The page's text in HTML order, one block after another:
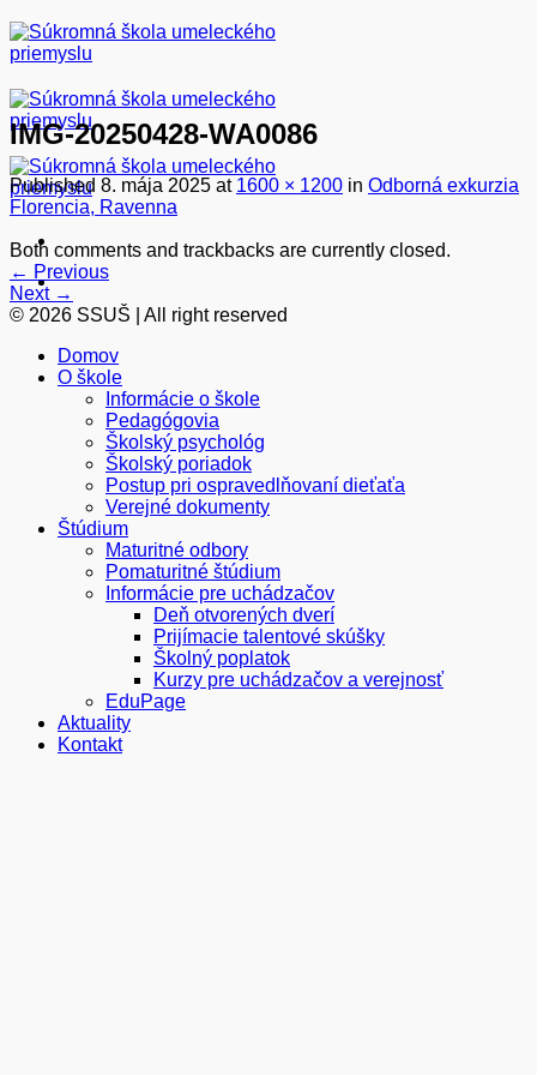
Skip
to
content
IMG-20250428-WA0086
Published 8. mája 2025 at 1600 × 1200 in Odborná exkurzia
Florencia, Ravenna
Both comments and trackbacks are currently closed.
← Previous
Next →
© 2026 SSUŠ | All right reserved
Domov
O škole
Informácie o škole
Pedagógovia
Školský psychológ
Školský poriadok
Postup pri ospravedlňovaní dieťaťa
Verejné dokumenty
Štúdium
Maturitné odbory
Pomaturitné štúdium
Informácie pre uchádzačov
Deň otvorených dverí
Prijímacie talentové skúšky
Školný poplatok
Kurzy pre uchádzačov a verejnosť
EduPage
Aktuality
Kontakt